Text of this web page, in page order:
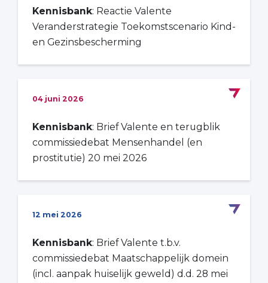
Kennisbank: Reactie Valente
Veranderstrategie Toekomstscenario Kind-
en Gezinsbescherming
04 juni 2026
Kennisbank: Brief Valente en terugblik
commissiedebat Mensenhandel (en
prostitutie) 20 mei 2026
12 mei 2026
Kennisbank: Brief Valente t.b.v.
commissiedebat Maatschappelijk domein
(incl. aanpak huiselijk geweld) d.d. 28 mei